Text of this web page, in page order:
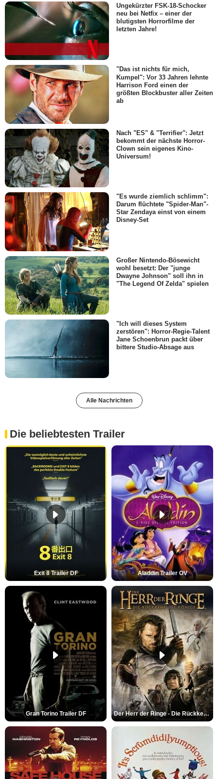
Ungekürzter FSK-18-Schocker
neu bei Netfix – einer der
blutigsten Horrorfilme der
letzten Jahre!
"Das ist nichts für mich,
Kumpel": Vor 33 Jahren lehnte
Harrison Ford einen der
größten Blockbuster aller Zeiten
ab
Nach "ES" & "Terrifier": Jetzt
bekommt der nächste Horror-
Clown sein eigenes Kino-
Universum!
"Es wurde ziemlich schlimm":
Darum flüchtete "Spider-Man"-
Star Zendaya einst von einem
Disney-Set
Großer Nintendo-Bösewicht
wohl besetzt: Der "junge
Dwayne Johnson" soll ihn in
"The Legend Of Zelda" spielen
"Ich will dieses System
zerstören": Horror-Regie-Talent
Jane Schoenbrun packt über
bittere Studio-Absage aus
Alle Nachrichten
Die beliebtesten Trailer
Exit 8 Trailer DF Aladdin Trailer OV
Gran Torino Trailer DF Der Herr der Ringe - Die Rückkehr des Königs Trailer OV